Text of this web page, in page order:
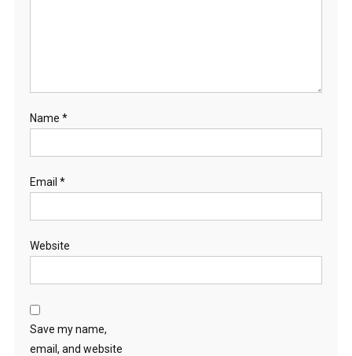
Name *
Email *
Website
Save my name,
email, and website